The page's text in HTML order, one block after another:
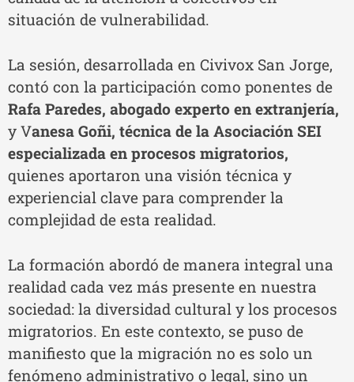
situación de vulnerabilidad.
La sesión, desarrollada en Civivox San Jorge,
contó con la participación como ponentes de
Rafa Paredes, abogado experto en extranjería,
y Vanesa Goñi, técnica de la Asociación SEI
especializada en procesos migratorios,
quienes aportaron una visión técnica y
experiencial clave para comprender la
complejidad de esta realidad.
La formación abordó de manera integral una
realidad cada vez más presente en nuestra
sociedad: la diversidad cultural y los procesos
migratorios. En este contexto, se puso de
manifiesto que la migración no es solo un
fenómeno administrativo o legal, sino un